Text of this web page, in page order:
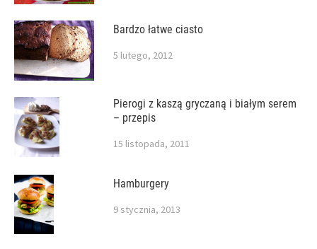
Bardzo łatwe ciasto
5 lutego, 2012
Pierogi z kaszą gryczaną i białym serem
– przepis
15 listopada, 2011
Hamburgery
9 stycznia, 2013